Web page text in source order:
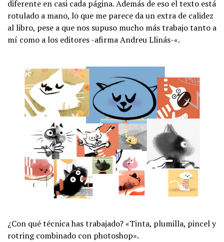
diferente en casi cada página. Además de eso el texto está
rotulado a mano, lo que me parece da un extra de calidez
al libro, pese a que nos supuso mucho más trabajo tanto a
mí como a los editores -afirma Andreu Llinás-«.
¿Con qué técnica has trabajado? «Tinta, plumilla, pincel y
rotring combinado con photoshop».